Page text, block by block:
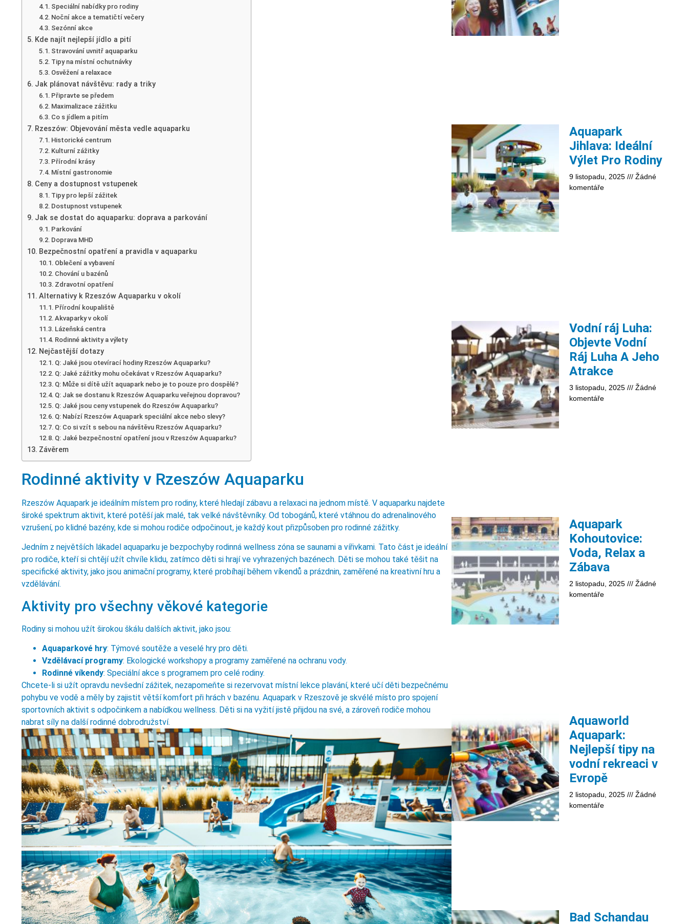
Speciální nabídky pro rodiny
Noční akce a tematičtí večery
Sezónní akce
Kde najít nejlepší jídlo a pití
Stravování uvnitř aquaparku
Tipy na místní ochutnávky
Osvěžení a relaxace
Jak plánovat návštěvu: rady a triky
Připravte se předem
Maximalizace zážitku
Co s jídlem a pitím
Rzeszów: Objevování města vedle aquaparku
Historické centrum
Kulturní zážitky
Přírodní krásy
Místní gastronomie
Ceny a dostupnost vstupenek
Tipy pro lepší zážitek
Dostupnost vstupenek
Jak se dostat do aquaparku: doprava a parkování
Parkování
Doprava MHD
Bezpečnostní opatření a pravidla v aquaparku
Oblečení a vybavení
Chování u bazénů
Zdravotní opatření
Alternativy k Rzeszów Aquaparku v okolí
Přírodní koupaliště
Akvaparky v okolí
Lázeňská centra
Rodinné aktivity a výlety
Nejčastější dotazy
Q: Jaké jsou otevírací hodiny Rzeszów Aquaparku?
Q: Jaké zážitky mohu očekávat v Rzeszów Aquaparku?
Q: Může si dítě užít aquapark nebo je to pouze pro dospělé?
Q: Jak se dostanu k Rzeszów Aquaparku veřejnou dopravou?
Q: Jaké jsou ceny vstupenek do Rzeszów Aquaparku?
Q: Nabízí Rzeszów Aquapark speciální akce nebo slevy?
Q: Co si vzít s sebou na návštěvu Rzeszów Aquaparku?
Q: Jaké bezpečnostní opatření jsou v Rzeszów Aquaparku?
Závěrem
Rodinné aktivity v Rzeszów Aquaparku
Rzeszów Aquapark je ideálním místem pro rodiny, které hledají zábavu a relaxaci na jednom místě. V aquaparku najdete
široké spektrum aktivit, které potěší jak malé, tak velké návštěvníky. Od tobogánů, které vtáhnou do adrenalinového
vzrušení, po klidné bazény, kde si mohou rodiče odpočinout, je každý kout přizpůsoben pro rodinné zážitky.
Jedním z největších lákadel aquaparku je bezpochyby rodinná wellness zóna se saunami a vířivkami. Tato část je ideální
pro rodiče, kteří si chtějí užít chvíle klidu, zatímco děti si hrají ve vyhrazených bazénech. Děti se mohou také těšit na
specifické aktivity, jako jsou animační programy, které probíhají během víkendů a prázdnin, zaměřené na kreativní hru a
vzdělávání.
Aktivity pro všechny věkové kategorie
Rodiny si mohou užít širokou škálu dalších aktivit, jako jsou:
Aquaparkové hry: Týmové soutěže a veselé hry pro děti.
Vzdělávací programy: Ekologické workshopy a programy zaměřené na ochranu vody.
Rodinné víkendy: Speciální akce s programem pro celé rodiny.
Chcete-li si užít opravdu nevšední zážitek, nezapomeňte si rezervovat místní lekce plavání, které učí děti bezpečnému
pohybu ve vodě a měly by zajistit větší komfort při hrách v bazénu. Aquapark v Rzeszově je skvélé místo pro spojení
sportovních aktivit s odpočinkem a nabídkou wellness. Děti si na vyžití jistě přijdou na své, a zároveň rodiče mohou
nabrat síly na další rodinné dobrodružství.
Aquapark
Jihlava: Ideální
Výlet Pro Rodiny
9 listopadu, 2025
Žádné
komentáře
Vodní ráj Luha:
Objevte Vodní
Ráj Luha A Jeho
Atrakce
3 listopadu, 2025
Žádné
komentáře
Aquapark
Kohoutovice:
Voda, Relax a
Zábava
2 listopadu, 2025
Žádné
komentáře
Aquaworld
Aquapark:
Nejlepší tipy na
vodní rekreaci v
Evropě
2 listopadu, 2025
Žádné
komentáře
Bad Schandau